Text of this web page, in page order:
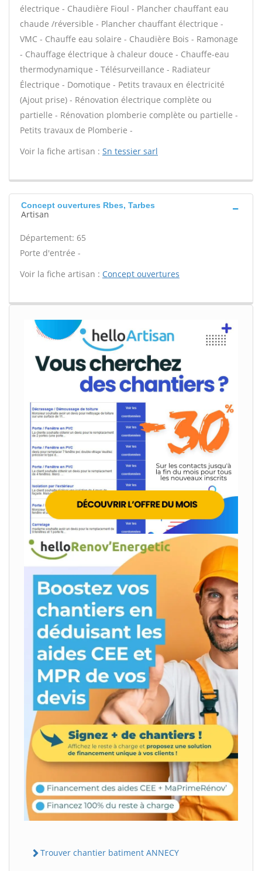
électrique - Chaudière Fioul - Plancher chauffant eau
chaude /réversible - Plancher chauffant électrique -
VMC - Chauffe eau solaire - Chaudière Bois - Ramonage
- Chauffage électrique à chaleur douce - Chauffe-eau
thermodynamique - Télésurveillance - Radiateur
Électrique - Domotique - Petits travaux en électricité
(Ajout prise) - Rénovation électrique complète ou
partielle - Rénovation plomberie complète ou partielle -
Petits travaux de Plomberie -
Voir la fiche artisan : Sn tessier sarl
Concept ouvertures Rbes, Tarbes
Artisan
Département: 65
Porte d'entrée -
Voir la fiche artisan : Concept ouvertures
Trouver chantier batiment ANNECY